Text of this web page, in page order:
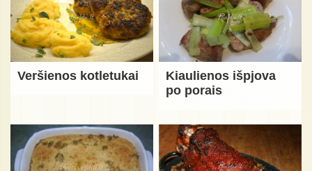
Veršienos kotletukai
Kiaulienos išpjova
po porais